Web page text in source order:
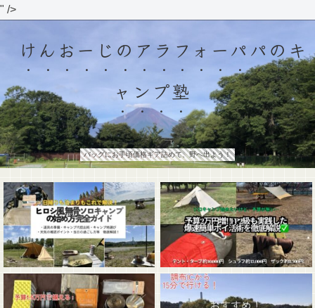
" />
けんおーじのアラフォーパパのキ
ャンプ塾
バッグにお手頃価格ギア詰めて、野へ出よう！